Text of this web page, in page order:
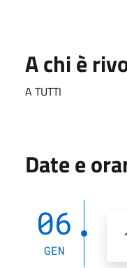
A chi è
A TUTTI
Date e
06
GEN